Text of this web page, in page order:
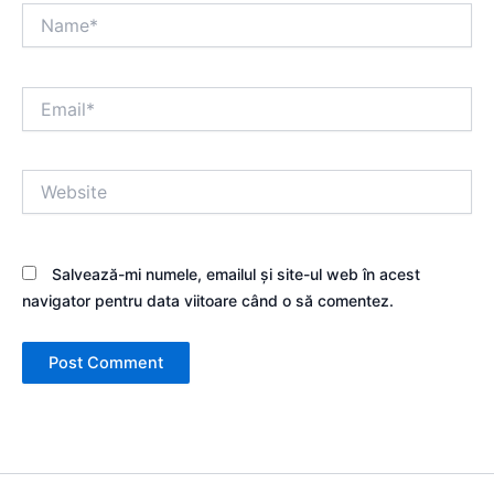
Salvează-mi numele, emailul și site-ul web în acest
navigator pentru data viitoare când o să comentez.